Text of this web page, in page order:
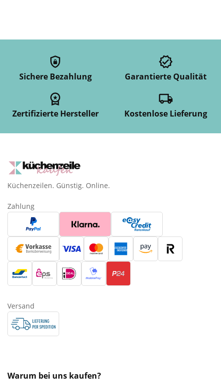
Sichere Bezahlung Garantierte Qualität
Zertifizierte Hersteller Kostenlose Lieferung
Küchenzeilen. Günstig. Online.
Zahlung
Versand
Warum bei uns kaufen?